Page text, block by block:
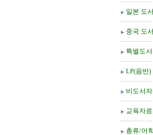
일본 도서
중국 도서
특별도서
LP(음반)
비도서
교육자료
총류/어